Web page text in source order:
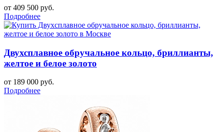
от 409 500 руб.
Подробнее
Двухсплавное обручальное кольцо, бриллианты,
желтое и белое золото
от 189 000 руб.
Подробнее